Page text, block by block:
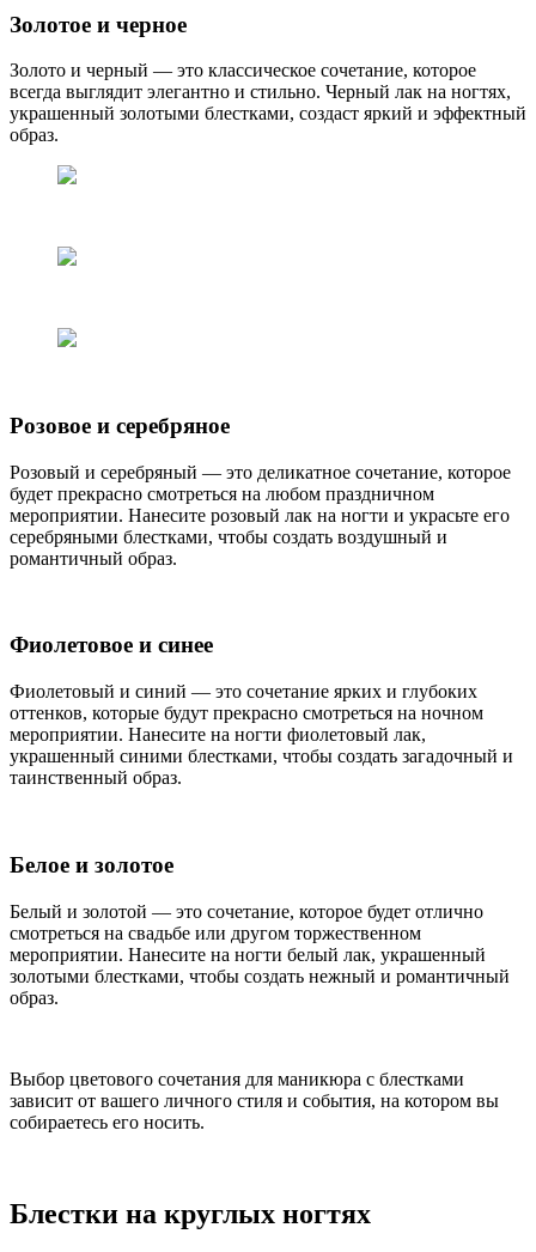
Золотое и черное
Золото и черный — это классическое сочетание, которое
всегда выглядит элегантно и стильно. Черный лак на ногтях,
украшенный золотыми блестками, создаст яркий и эффектный
образ.
Розовое и серебряное
Розовый и серебряный — это деликатное сочетание, которое
будет прекрасно смотреться на любом праздничном
мероприятии. Нанесите розовый лак на ногти и украсьте его
серебряными блестками, чтобы создать воздушный и
романтичный образ.
Фиолетовое и синее
Фиолетовый и синий — это сочетание ярких и глубоких
оттенков, которые будут прекрасно смотреться на ночном
мероприятии. Нанесите на ногти фиолетовый лак,
украшенный синими блестками, чтобы создать загадочный и
таинственный образ.
Белое и золотое
Белый и золотой — это сочетание, которое будет отлично
смотреться на свадьбе или другом торжественном
мероприятии. Нанесите на ногти белый лак, украшенный
золотыми блестками, чтобы создать нежный и романтичный
образ.
Выбор цветового сочетания для маникюра с блестками
зависит от вашего личного стиля и события, на котором вы
собираетесь его носить.
Блестки на круглых ногтях